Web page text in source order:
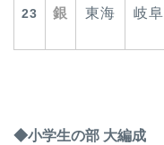
23 銀 東海 岐阜
◆小学生の部 大編成